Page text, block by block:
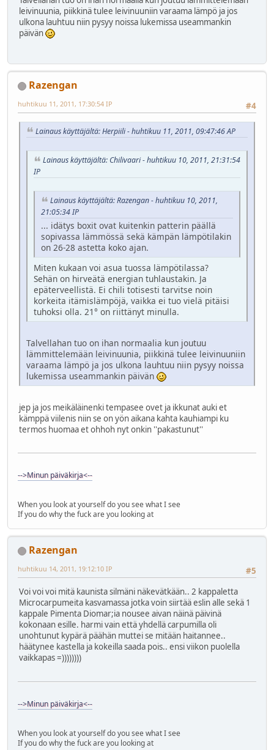
leivinuunia, piikkinä tulee leivinuuniin varaama lämpö ja jos
ulkona lauhtuu niin pysyy noissa lukemissa useammankin
päivän
Razengan
#4
huhtikuu 11, 2011, 17:30:54 IP
Lainaus käyttäjältä: Herpiili - huhtikuu 11, 2011, 09:47:46 AP
Lainaus käyttäjältä: Chilivaari - huhtikuu 10, 2011, 21:31:54
IP
Lainaus käyttäjältä: Razengan - huhtikuu 10, 2011,
21:05:34 IP
... idätys boxit ovat kuitenkin patterin päällä
sopivassa lämmössä sekä kämpän lämpötilakin
on 26-28 astetta koko ajan.
Miten kukaan voi asua tuossa lämpötilassa?
Sehän on hirveätä energian tuhlaustakin. Ja
epäterveellistä. Ei chili totisesti tarvitse noin
korkeita itämislämpöjä, vaikka ei tuo vielä pitäisi
tuhoksi olla. 21° on riittänyt minulla.
Talvellahan tuo on ihan normaalia kun joutuu
lämmittelemään leivinuunia, piikkinä tulee leivinuuniin
varaama lämpö ja jos ulkona lauhtuu niin pysyy noissa
lukemissa useammankin päivän
jep ja jos meikäläinenki tempasee ovet ja ikkunat auki et
kämppä viilenis niin se on yön aikana kahta kauhiampi ku
termos huomaa et ohhoh nyt onkin ''pakastunut''
-->Minun päiväkirja<--
When you look at yourself do you see what I see
If you do why the fuck are you looking at
Razengan
#5
huhtikuu 14, 2011, 19:12:10 IP
Voi voi voi mitä kaunista silmäni näkevätkään.. 2 kappaletta
Microcarpumeita kasvamassa jotka voin siirtää eslin alle sekä 1
kappale Pimenta Diomar;ia nousee aivan näinä päivinä
kokonaan esille. harmi vain että yhdellä carpumilla oli
unohtunut kypärä päähän muttei se mitään haitannee..
häätynee kastella ja kokeilla saada pois.. ensi viikon puolella
vaikkapas =))))))))
-->Minun päiväkirja<--
When you look at yourself do you see what I see
If you do why the fuck are you looking at